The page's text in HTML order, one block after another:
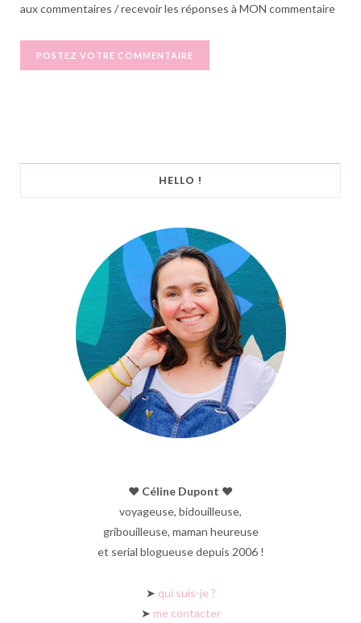
aux commentaires / recevoir les réponses à MON commentaire
HELLO !
♥︎ Céline Dupont ♥︎
voyageuse, bidouilleuse,
gribouilleuse, maman heureuse
et serial blogueuse depuis 2006 !
➤ qui suis-je ?
➤ me contacter